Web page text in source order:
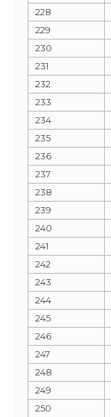
228
229
230
231
232
233
234
235
236
237
238
239
240
241
242
243
244
245
246
247
248
249
250